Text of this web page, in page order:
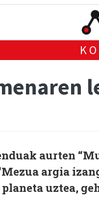
aurten
argia
uztea,